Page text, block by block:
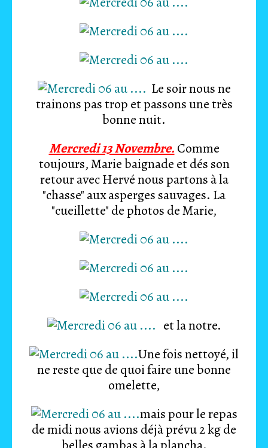
Le soir nous ne
trainons pas trop et passons une très
bonne nuit.
Mercredi 13 Novembre. Comme
toujours, Marie baignade et dés son
retour avec Hervé nous partons à la
"chasse" aux asperges sauvages. La
"cueillette" de photos de Marie,
et la notre.
Une fois nettoyé, il
ne reste que de quoi faire une bonne
omelette,
mais pour le repas
de midi nous avions déjà prévu 2 kg de